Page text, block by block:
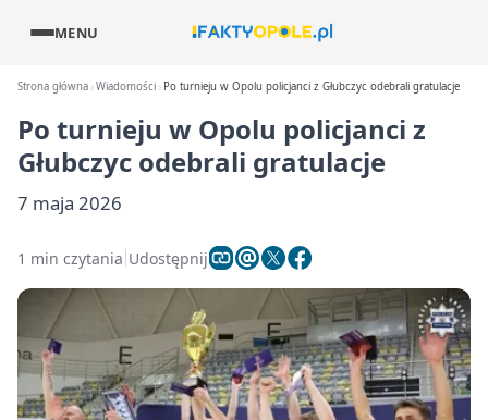
MENU
Strona główna Wiadomości Po turnieju w Opolu policjanci z Głubczyc odebrali gratulacje
Po turnieju w Opolu policjanci z
Głubczyc odebrali gratulacje
7 maja 2026
1 min czytania Udostępnij